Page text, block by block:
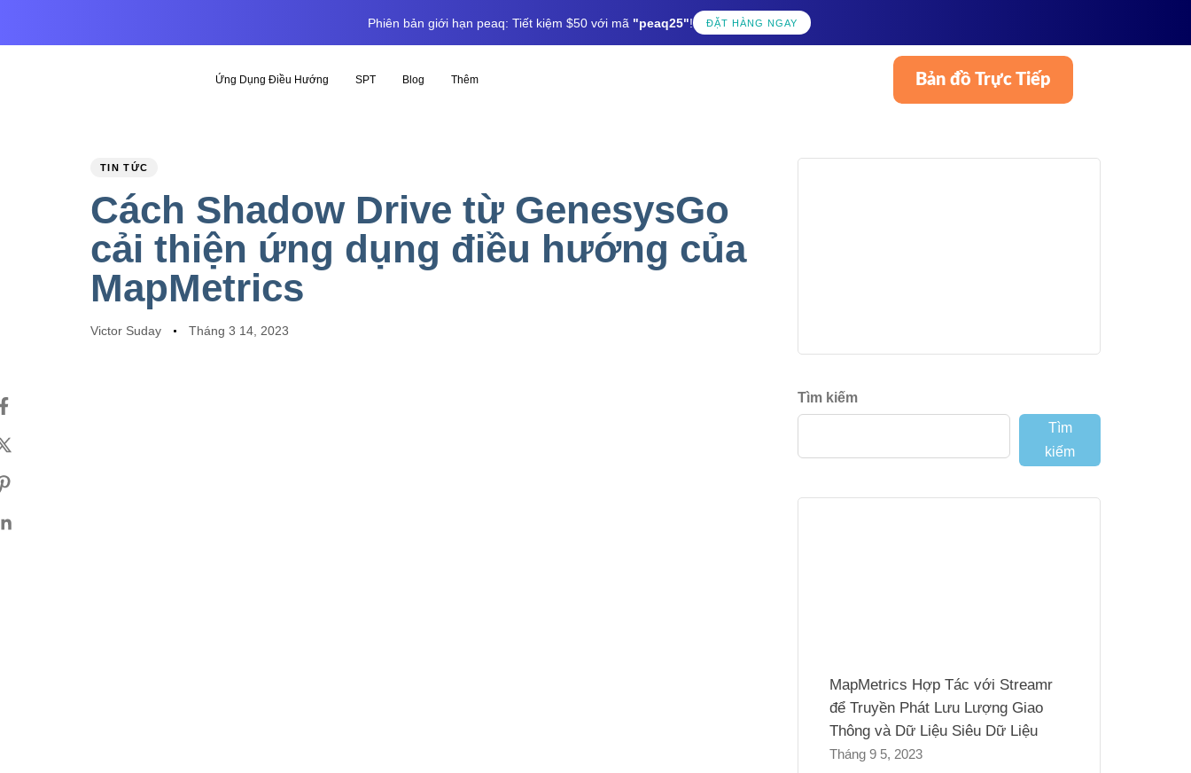
Phiên bản giới hạn peaq: Tiết kiệm $50 với mã "peaq25"! ĐẶT HÀNG NGAY
Ứng Dụng Điều Hướng SPT Blog Thêm Bản đồ Trực Tiếp
PUBLISHED
TIN TỨC
Cách Shadow Drive từ GenesysGo
cải thiện ứng dụng điều hướng của
MapMetrics
Author
Victor Suday
Published
Tháng 3 14, 2023
Tìm kiếm
Tìm
kiếm
MapMetrics Hợp Tác với Streamr
để Truyền Phát Lưu Lượng Giao
Thông và Dữ Liệu Siêu Dữ Liệu
Tháng 9 5, 2023